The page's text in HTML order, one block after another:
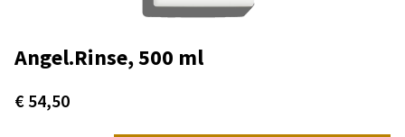
Angel.Rinse, 500 ml
€ 54,50